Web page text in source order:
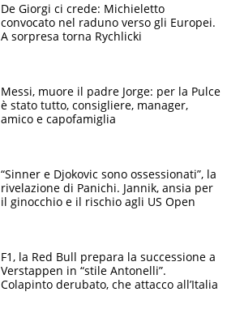
De Giorgi ci crede: Michieletto
convocato nel raduno verso gli Europei.
A sorpresa torna Rychlicki
Messi, muore il padre Jorge: per la Pulce
è stato tutto, consigliere, manager,
amico e capofamiglia
“Sinner e Djokovic sono ossessionati”, la
rivelazione di Panichi. Jannik, ansia per
il ginocchio e il rischio agli US Open
F1, la Red Bull prepara la successione a
Verstappen in “stile Antonelli”.
Colapinto derubato, che attacco all’Italia